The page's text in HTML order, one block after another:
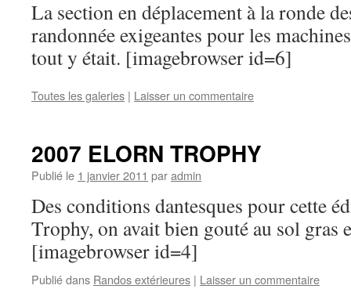
La section en déplacement à la ronde
randonnée exigeantes pour les
tout y était. [imagebrowser id=6]
Toutes les galeries | Laisser un commentaire
2007 ELORN TROPHY
Publié le 1 janvier 2011 paradmin
Des conditions dantesques pour cette
Trophy, on avait bien gouté au sol gras
[imagebrowser id=4]
Publié dans Randos extérieures | Laisser un commentaire